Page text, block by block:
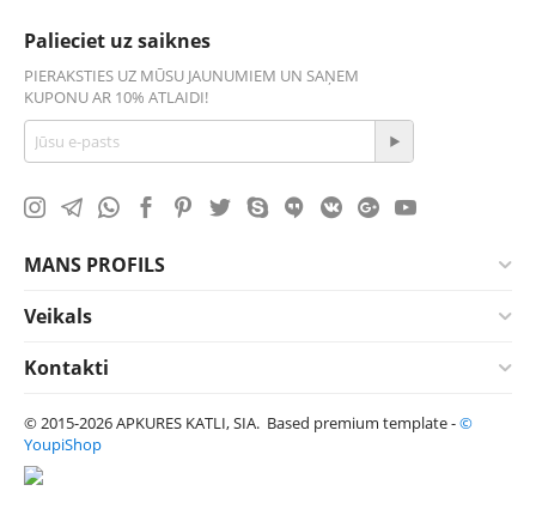
Palieciet uz saiknes
PIERAKSTIES UZ MŪSU JAUNUMIEM UN SAŅEM
KUPONU AR 10% ATLAIDI!
MANS PROFILS
Veikals
Kontakti
© 2015-2026 APKURES KATLI, SIA. Based premium template -©
YoupiShop